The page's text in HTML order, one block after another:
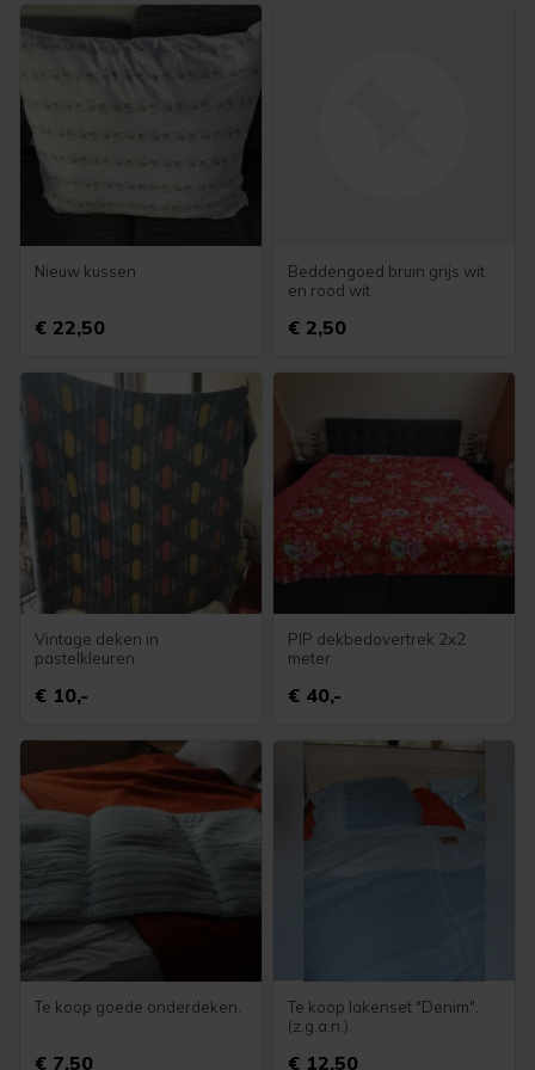
Nieuw kussen
€ 22,50
Beddengoed bruin grijs wit
en rood wit
€ 2,50
Vintage deken in
pastelkleuren
€ 10,-
PIP dekbedovertrek 2x2
meter
€ 40,-
Te koop goede onderdeken.
€ 7,50
Te koop lakenset "Denim".
(z.g.a.n.).
€ 12,50